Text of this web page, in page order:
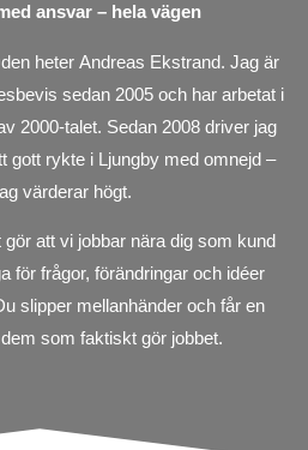
ansvar – hela vägen
heter Andreas Ekstrand. Jag är
sedan 2005 och har arbetat i
2000-talet. Sedan 2008 driver jag
gott rykte i Ljungby med omnejd –
värderar högt.
att vi jobbar nära dig som kund
för frågor, förändringar och idéer
slipper mellanhänder och får en
som faktiskt gör jobbet.